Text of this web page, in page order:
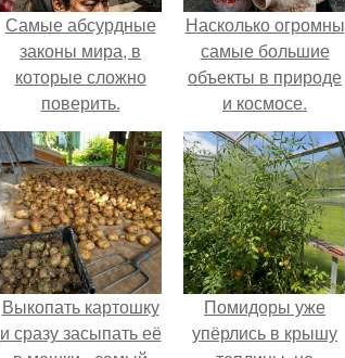
Самые абсурдные
законы мира, в
которые сложно
поверить.
Насколько огромны
самые большие
объекты в природе
и космосе.
Выкопать картошку
и сразу засыпать её
Помидоры уже
упёрлись в крышу